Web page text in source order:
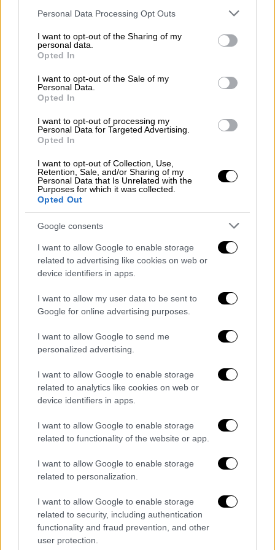
Please note that this website/app uses one or more Google
not limited to your visit or usage behaviour. You may click to
grant or deny consent to Google and its third-party tags to
use your data for below specified purposes in below Google
consent section.
Personal Data Processing Opt Outs
I want to opt-out of the Sharing of my
personal data.
Opted In
I want to opt-out of the Sale of my
Personal Data.
Opted In
I want to opt-out of processing my
Personal Data for Targeted Advertising.
Opted In
I want to opt-out of Collection, Use,
Retention, Sale, and/or Sharing of my
Personal Data that Is Unrelated with the
Purposes for which it was collected.
Opted Out
Google consents
I want to allow Google to enable storage
related to advertising like cookies on web or
device identifiers in apps.
I want to allow my user data to be sent to
Google for online advertising purposes.
I want to allow Google to send me
personalized advertising.
I want to allow Google to enable storage
related to analytics like cookies on web or
device identifiers in apps.
I want to allow Google to enable storage
related to functionality of the website or app.
I want to allow Google to enable storage
related to personalization.
I want to allow Google to enable storage
related to security, including authentication
functionality and fraud prevention, and other
user protection.
ΣΥΡΙΖΑ.
Άλλωστε, ο προοδευτικός κόσμος από το
2019 μάς φωνάζει "αλλάξτε τα όλα"»,
συμπληρώνει.
Παρά την κίνηση της Όλγας Γεροβασίλη να
ζητήσει να συνεδριάσει εκτάκτως η
πολιτική γραμματεία του κόμματος, ο
Στέφανος Κασσελάκης παροτρύνει «τα μέλη
ερωτηματολόγιοστο
https://isyriza.gr/preconference_survey_form
«Οι απαντήσεις σας θα είναι
και για
εμένα και για τα
Όργανα
του κόμματος στις
αποφάσειςμας» επισημαίνει και
σχολιάζει.«Δε μιλάμε εδώ για
δημοσκοπήσεις σε δελτία ειδήσεων αλλά για
μία διαδικασία εσωκομματικής
Κλείνοντας απευθύνει κάλεσμα σε «όλους
του ΣΥΡΙΖΑ, να ενισχύσουν τη μόνη
εναλλακτική στην κυβερνητική δυστοπία, και
Στον ΣΥΡΙΖΑ που οραματίζομαι, ο
ακούν τη βάση και μετά
υπόψη.
Γνωρίζω ότι είναι κάτι ασυνήθιστο